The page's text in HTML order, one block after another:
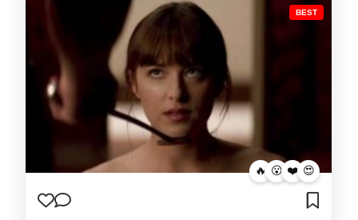
BEST
🔥 😮 ❤️ 😍